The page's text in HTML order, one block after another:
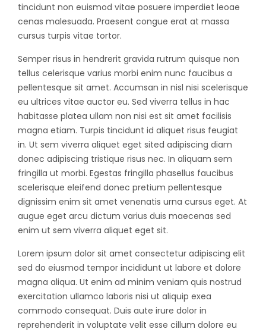
tincidunt non euismod vitae posuere imperdiet leoae
cenas malesuada. Praesent congue erat at massa
cursus turpis vitae tortor.
Semper risus in hendrerit gravida rutrum quisque non
tellus celerisque varius morbi enim nunc faucibus a
pellentesque sit amet. Accumsan in nisl nisi scelerisque
eu ultrices vitae auctor eu. Sed viverra tellus in hac
habitasse platea ullam non nisi est sit amet facilisis
magna etiam. Turpis tincidunt id aliquet risus feugiat
in. Ut sem viverra aliquet eget sited adipiscing diam
donec adipiscing tristique risus nec. In aliquam sem
fringilla ut morbi. Egestas fringilla phasellus faucibus
scelerisque eleifend donec pretium pellentesque
dignissim enim sit amet venenatis urna cursus eget. At
augue eget arcu dictum varius duis maecenas sed
enim ut sem viverra aliquet eget sit.
Lorem ipsum dolor sit amet consectetur adipiscing elit
sed do eiusmod tempor incididunt ut labore et dolore
magna aliqua. Ut enim ad minim veniam quis nostrud
exercitation ullamco laboris nisi ut aliquip exea
commodo consequat. Duis aute irure dolor in
reprehenderit in voluptate velit esse cillum dolore eu